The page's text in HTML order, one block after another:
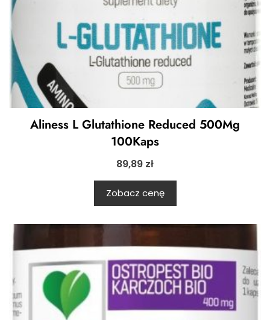
Aliness L Glutathione Reduced 500Mg
100Kaps
89,89 zł
Zobacz cenę